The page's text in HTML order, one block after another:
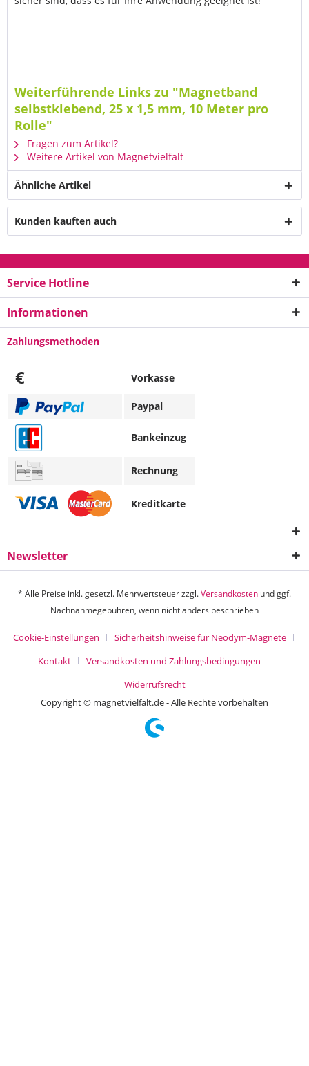
Weiterführende Links zu "Magnetband
selbstklebend, 25 x 1,5 mm, 10 Meter pro
Rolle"
Fragen zum Artikel?
Weitere Artikel von Magnetvielfalt
Ähnliche Artikel
Kunden kauften auch
Service Hotline
Informationen
Zahlungsmethoden
€ Vorkasse
Paypal
Bankeinzug
Rechnung
Kreditkarte
Newsletter
* Alle Preise inkl. gesetzl. Mehrwertsteuer zzgl.Versandkosten und ggf.
Nachnahmegebühren, wenn nicht anders beschrieben
Cookie-Einstellungen
Sicherheitshinweise für Neodym-Magnete
Kontakt
Versandkosten und Zahlungsbedingungen
Widerrufsrecht
Copyright © magnetvielfalt.de - Alle Rechte vorbehalten